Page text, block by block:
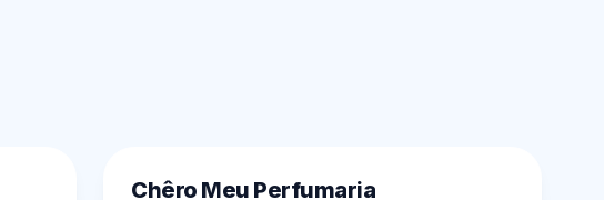
Chêro Meu Perfumaria